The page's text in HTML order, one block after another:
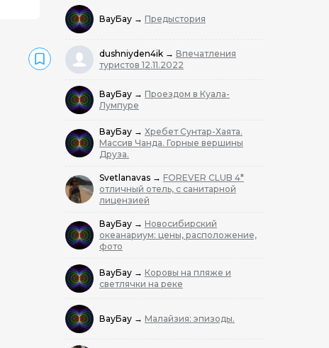
ВауБау → Предыстория
dushniyden4ik → Впечатления
туристов 12.11.2022
ВауБау → Проездом в Куала-
Лумпуре
ВауБау → Хребет Сунтар-Хаята.
Массив Чанда. Горные вершины
Друза.
Svetlanavas → FOREVER CLUB 4*
отличный отель, с санитарной
лицензией
ВауБау → Новосибирский
океанариум: цены, расположение,
фото
ВауБау → Коровы на пляже и
светлячки на реке
ВауБау → Малайзия: эпизоды.